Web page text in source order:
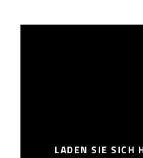
LADEN SIE SICH